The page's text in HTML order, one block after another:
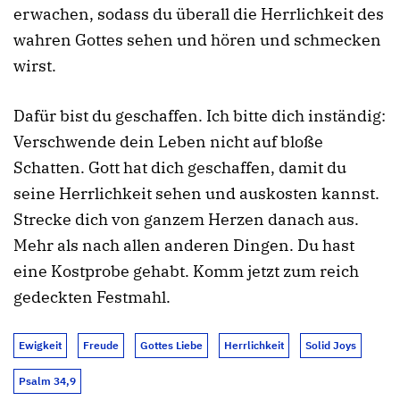
erwachen, sodass du überall die Herrlichkeit des
wahren Gottes sehen und hören und schmecken
wirst.
Dafür bist du geschaffen. Ich bitte dich inständig:
Verschwende dein Leben nicht auf bloße
Schatten. Gott hat dich geschaffen, damit du
seine Herrlichkeit sehen und auskosten kannst.
Strecke dich von ganzem Herzen danach aus.
Mehr als nach allen anderen Dingen. Du hast
eine Kostprobe gehabt. Komm jetzt zum reich
gedeckten Festmahl.
Ewigkeit Freude Gottes Liebe Herrlichkeit Solid Joys
Psalm 34,9